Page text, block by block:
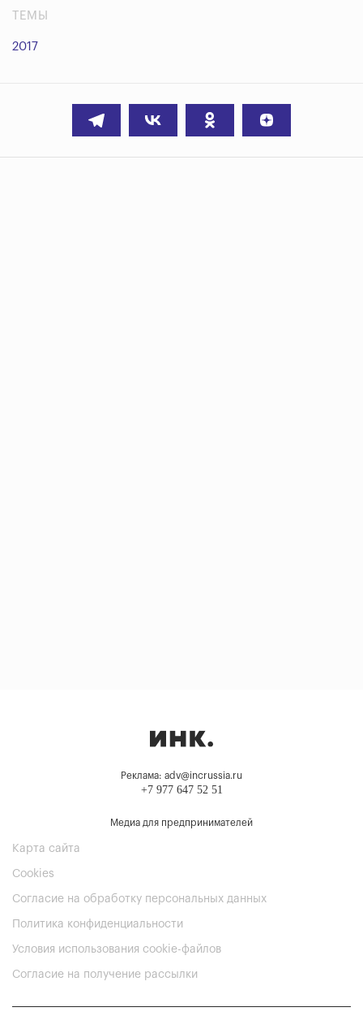
ТЕМЫ
2017
Реклама: adv@incrussia.ru
+7 977 647 52 51
Медиа для предпринимателей
Карта сайта
Cookies
Согласие на обработку персональных данных
Политика конфиденциальности
Условия использования cookie-файлов
Согласие на получение рассылки